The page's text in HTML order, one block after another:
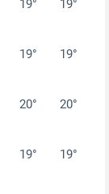
19° 19°
19° 19°
20° 20°
19° 19°